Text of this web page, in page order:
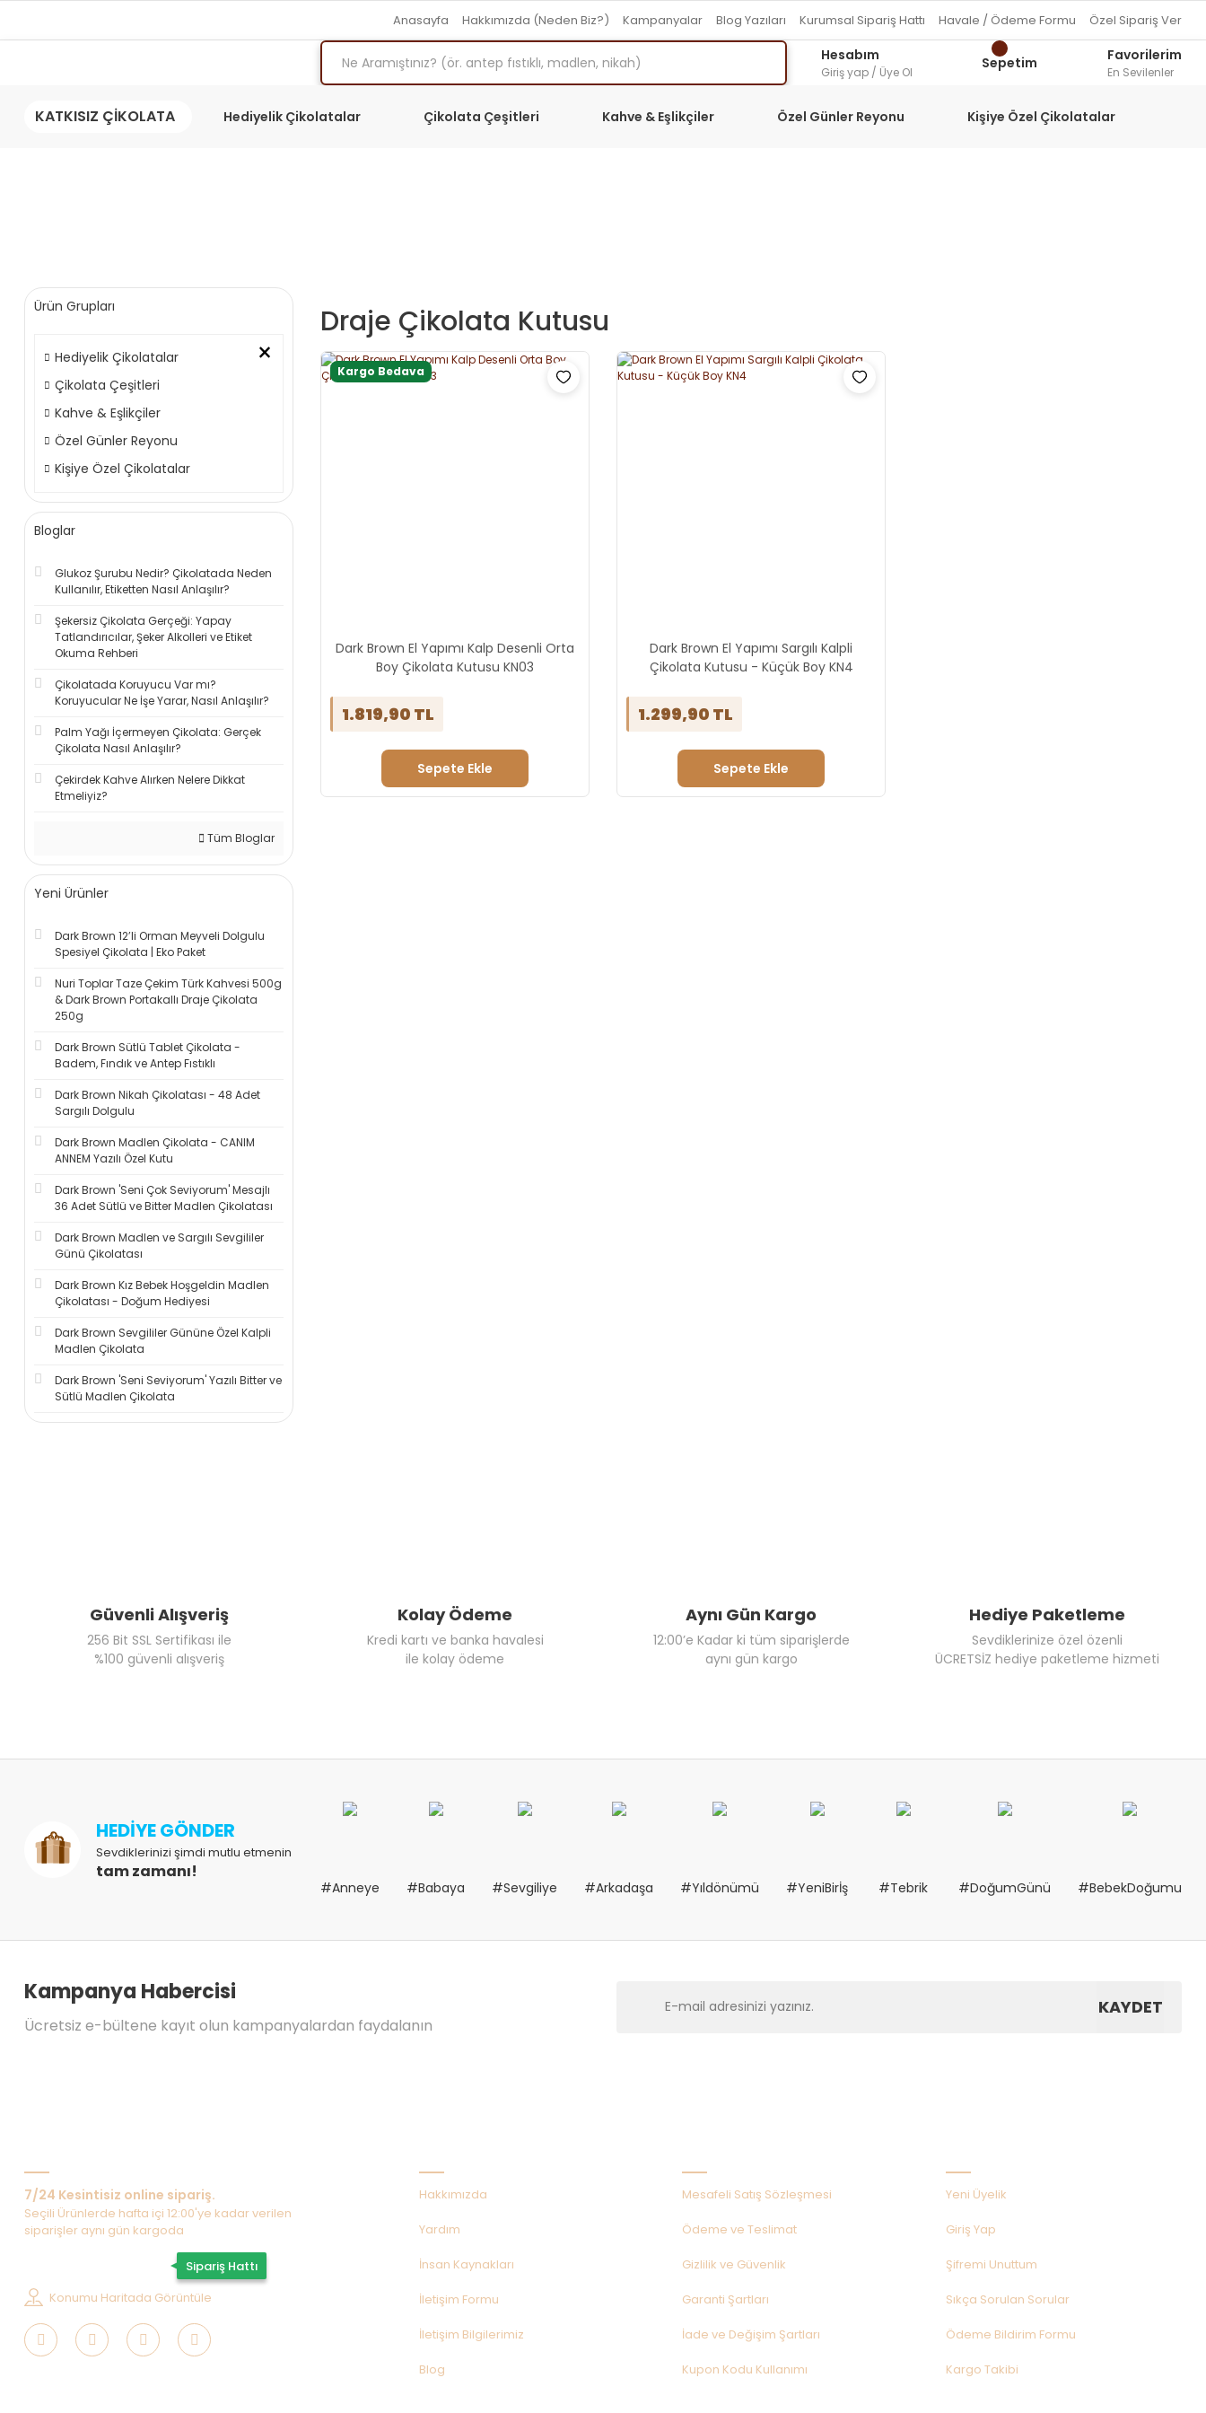
Anasayfa Hakkımızda (Neden Biz?) Kampanyalar Blog Yazıları Kurumsal Sipariş Hattı Havale / Ödeme Formu Özel Sipariş Ver
Hesabım
Giriş yap / Üye Ol
Sepetim Favorilerim
En Sevilenler
KATKISIZ ÇİKOLATA Hediyelik Çikolatalar Çikolata Çeşitleri Kahve & Eşlikçiler Özel Günler Reyonu Kişiye Özel Çikolatalar
Ürün Grupları
×
Hediyelik Çikolatalar
Çikolata Çeşitleri
Kahve & Eşlikçiler
Özel Günler Reyonu
Kişiye Özel Çikolatalar
Bloglar
Glukoz Şurubu Nedir? Çikolatada Neden
Kullanılır, Etiketten Nasıl Anlaşılır?
Şekersiz Çikolata Gerçeği: Yapay
Tatlandırıcılar, Şeker Alkolleri ve Etiket
Okuma Rehberi
Çikolatada Koruyucu Var mı?
Koruyucular Ne İşe Yarar, Nasıl Anlaşılır?
Palm Yağı İçermeyen Çikolata: Gerçek
Çikolata Nasıl Anlaşılır?
Çekirdek Kahve Alırken Nelere Dikkat
Etmeliyiz?
Tüm Bloglar
Yeni Ürünler
Dark Brown 12’li Orman Meyveli Dolgulu
Spesiyel Çikolata | Eko Paket
Nuri Toplar Taze Çekim Türk Kahvesi 500g
& Dark Brown Portakallı Draje Çikolata
250g
Dark Brown Sütlü Tablet Çikolata -
Badem, Fındık ve Antep Fıstıklı
Dark Brown Nikah Çikolatası - 48 Adet
Sargılı Dolgulu
Dark Brown Madlen Çikolata - CANIM
ANNEM Yazılı Özel Kutu
Dark Brown 'Seni Çok Seviyorum' Mesajlı
36 Adet Sütlü ve Bitter Madlen Çikolatası
Dark Brown Madlen ve Sargılı Sevgililer
Günü Çikolatası
Dark Brown Kız Bebek Hoşgeldin Madlen
Çikolatası - Doğum Hediyesi
Dark Brown Sevgililer Gününe Özel Kalpli
Madlen Çikolata
Dark Brown 'Seni Seviyorum' Yazılı Bitter ve
Sütlü Madlen Çikolata
Draje Çikolata Kutusu
Kargo Bedava
Dark Brown El Yapımı Kalp Desenli Orta
Boy Çikolata Kutusu KN03
1.819,90 TL
Sepete Ekle
Dark Brown El Yapımı Sargılı Kalpli
Çikolata Kutusu - Küçük Boy KN4
1.299,90 TL
Sepete Ekle
Güvenli Alışveriş
256 Bit SSL Sertifikası ile
%100 güvenli alışveriş
Kolay Ödeme
Kredi kartı ve banka havalesi
ile kolay ödeme
Aynı Gün Kargo
12:00’e Kadar ki tüm siparişlerde
aynı gün kargo
Hediye Paketleme
Sevdiklerinize özel özenli
ÜCRETSİZ hediye paketleme hizmeti
HEDİYE GÖNDER
Sevdiklerinizi şimdi mutlu etmenin
tam zamanı!
#Anneye #Babaya #Sevgiliye #Arkadaşa #Yıldönümü #YeniBirİş #Tebrik #DoğumGünü #BebekDoğumu
Kampanya Habercisi
Ücretsiz e-bültene kayıt olun kampanyalardan faydalanın
KAYDET
7/24 Kesintisiz online sipariş.
Seçili Ürünlerde hafta içi 12:00'ye kadar verilen
siparişler aynı gün kargoda
Sipariş Hattı
Konumu Haritada Görüntüle
Hakkımızda
Yardım
İnsan Kaynakları
İletişim Formu
İletişim Bilgilerimiz
Blog
Mesafeli Satış Sözleşmesi
Ödeme ve Teslimat
Gizlilik ve Güvenlik
Garanti Şartları
İade ve Değişim Şartları
Kupon Kodu Kullanımı
Yeni Üyelik
Giriş Yap
Şifremi Unuttum
Sıkça Sorulan Sorular
Ödeme Bildirim Formu
Kargo Takibi